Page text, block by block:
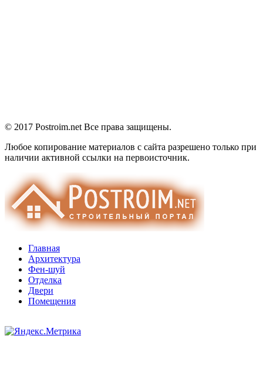
© 2017 Postroim.net Все права защищены.
Любое копирование материалов с сайта разрешено только при
наличии активной ссылки на первоисточник.
Главная
Архитектура
Фен-шуй
Отделка
Двери
Помещения